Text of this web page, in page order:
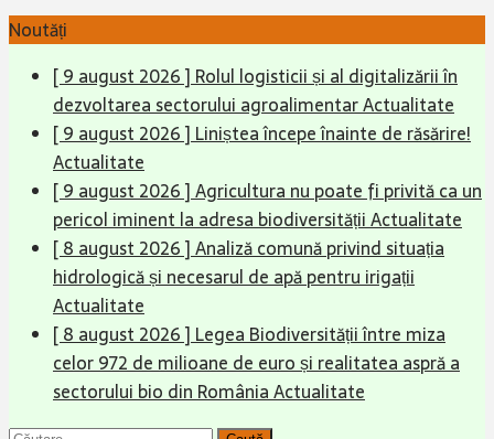
Noutăți
[ 9 august 2026 ] Rolul logisticii și al digitalizării în
dezvoltarea sectorului agroalimentarActualitate
[ 9 august 2026 ] Liniștea începe înainte de răsărire!
Actualitate
[ 9 august 2026 ]Agricultura nu poate fi privită ca un
pericol iminent la adresa biodiversitățiiActualitate
[ 8 august 2026 ]Analiză comună privind situația
hidrologică și necesarul de apă pentru irigații
Actualitate
[ 8 august 2026 ] Legea Biodiversității între miza
celor 972 de milioane de euro și realitatea aspră a
sectorului bio din RomâniaActualitate